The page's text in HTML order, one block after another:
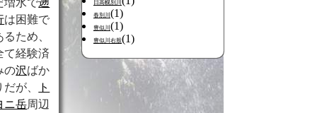
増水で遡
は困難で
るため、
て経験済
の沢ばか
だが、
ト
ニ岳周辺
日高幌別川
春別川 (1)
豊似川 (1)
豊似川右股(1)